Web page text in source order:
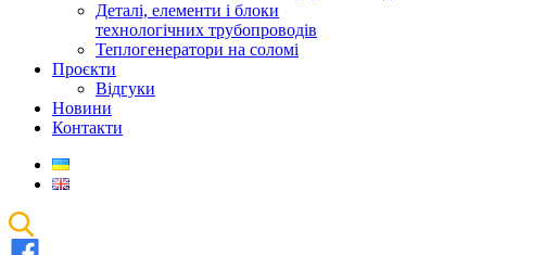
Деталі, елементи і блоки
технологічних трубопроводів
Теплогенератори на соломі
Проєкти
Відгуки
Новини
Контакти